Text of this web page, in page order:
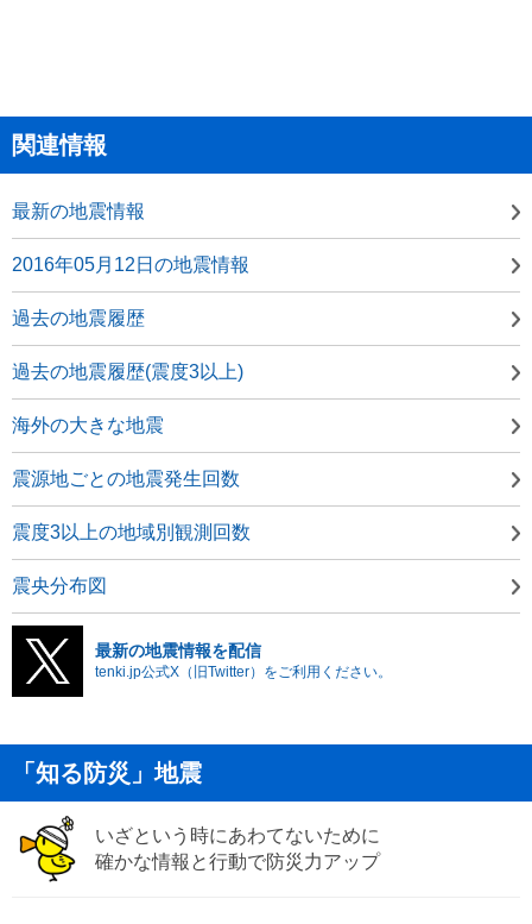
関連情報
最新の地震情報
2016年05月12日の地震情報
過去の地震履歴
過去の地震履歴(震度3以上)
海外の大きな地震
震源地ごとの地震発生回数
震度3以上の地域別観測回数
震央分布図
最新の地震情報を配信
tenki.jp公式X（旧Twitter）をご利用ください。
「知る防災」地震
いざという時にあわてないために
確かな情報と行動で防災力アップ